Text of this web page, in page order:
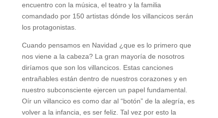
encuentro con la música, el teatro y la familia
comandado por 150 artistas dónde los villancicos serán
los protagonistas.
Cuando pensamos en Navidad ¿que es lo primero que
nos viene a la cabeza? La gran mayoría de nosotros
diríamos que son los villancicos. Estas canciones
entrañables están dentro de nuestros corazones y en
nuestro subconsciente ejercen un papel fundamental.
Oír un villancico es como dar al “botón” de la alegría, es
volver a la infancia, es ser feliz. Tal vez por esto la